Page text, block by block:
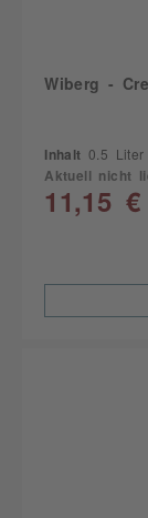
Wiberg -
Inhalt 0.5 Liter
Aktuell nicht
11,15 €